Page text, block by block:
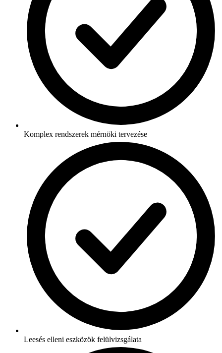
Komplex rendszerek mérnöki tervezése
Leesés elleni eszközök felülvizsgálata